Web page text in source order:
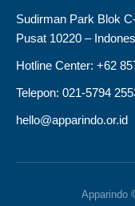
Sudirman Park Blok
Pusat 10220 –
Hotline Center: +62
Telepon: 021-5794
hello@apparindo.or.id
Apparindo